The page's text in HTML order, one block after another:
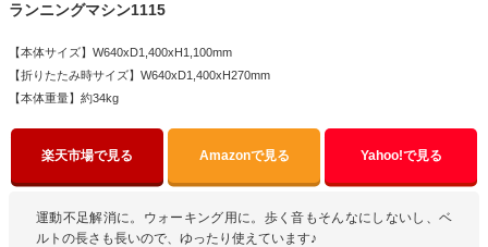
ランニングマシン1115
【本体サイズ】W640xD1,400xH1,100mm
【折りたたみ時サイズ】W640xD1,400xH270mm
【本体重量】約34kg
楽天市場で見る Amazonで見る Yahoo!で見る
運動不足解消に。ウォーキング用に。歩く音もそんなにしないし、ベ
ルトの長さも長いので、ゆったり使えています♪